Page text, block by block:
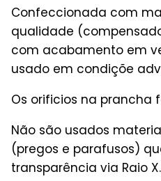
Confeccionada com
qualidade
com acabamento em
usado em condiçõe
Os orificios na prancha
Não são usados
(pregos e parafusos)
transparência via Raio X.